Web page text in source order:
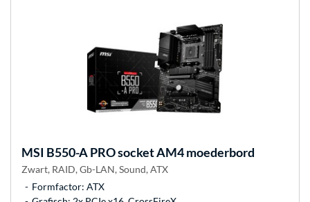
MSI B550-A PRO socket AM4 moederbord
Zwart, RAID, Gb-LAN, Sound, ATX
Formfactor: ATX